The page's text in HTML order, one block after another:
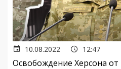
10.08.2022 12:47
Освобождение Херсона